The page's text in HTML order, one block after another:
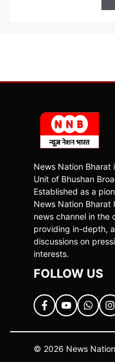
News Nation Bharat
Unit of Bhushan
Established as a
News Nation Bharat
news channel in the
providing in-depth,
discussions on
interests.
FOLLOW US
© 2026 News